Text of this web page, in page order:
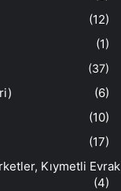
(12)
(1)
(37)
(6)
(10)
(17)
Kıymetli
(4)